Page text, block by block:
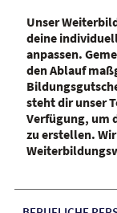
Unser
deine
anpassen.
den Ablauf
steht dir unser
Verfügung, um
zu erstellen.